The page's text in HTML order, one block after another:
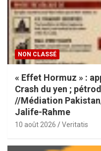
NON CLASSÉ
« Effet Hormuz » :
Crash du yen ;
//Médiation
Jalife-Rahme
10 août 2026 Veritatis